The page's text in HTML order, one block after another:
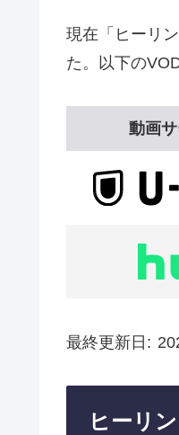
現在「ヒーリ
た。以下の
動画
最終更新日
ヒーリ